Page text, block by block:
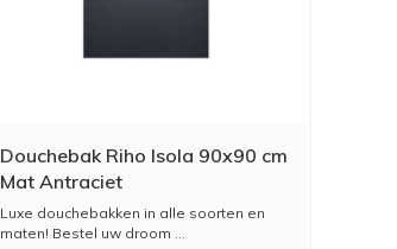
Douchebak Riho Isola 90x90 cm
Mat Antraciet
Luxe douchebakken in alle soorten en
maten! Bestel uw droom ...